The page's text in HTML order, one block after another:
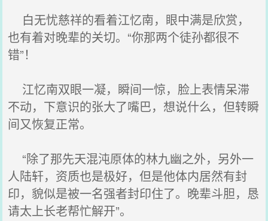
白无忧慈祥的看着江忆南，眼中满是欣赏，
也有着对晚辈的关切。“你那两个徒孙都很不
错”！
江忆南双眼一凝，瞬间一惊，脸上表情呆滞
不动，下意识的张大了嘴巴，想说什么，但转瞬
间又恢复正常。
“除了那先天混沌原体的林九幽之外，另外一
人陆轩，资质也是极好，但是他体内居然有封
印，貌似是被一名强者封印住了。晚辈斗胆，恳
请太上长老帮忙解开”。